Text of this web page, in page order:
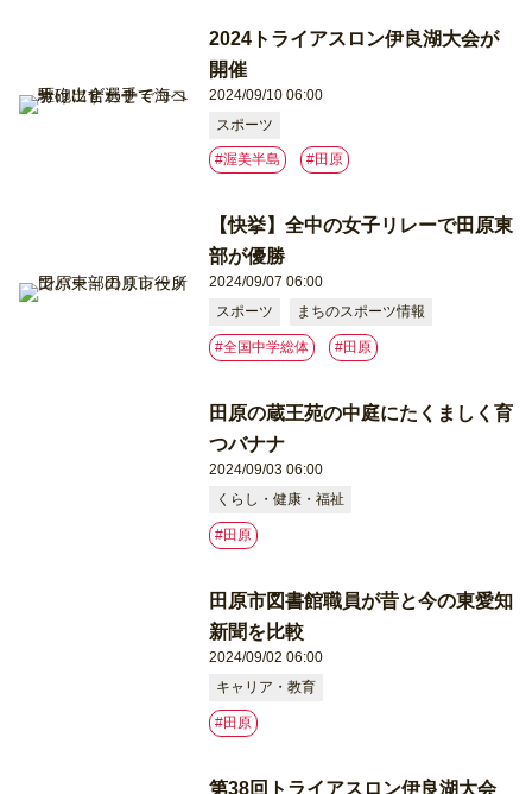
2024トライアスロン伊良湖大会が
開催
2024/09/10 06:00
スポーツ
#渥美半島 #⽥原
【快挙】全中の女子リレーで田原東
部が優勝
2024/09/07 06:00
スポーツ
まちのスポーツ情報
#全国中学総体 #⽥原
田原の蔵王苑の中庭にたくましく育
つバナナ
2024/09/03 06:00
くらし・健康・福祉
#⽥原
田原市図書館職員が昔と今の東愛知
新聞を比較
2024/09/02 06:00
キャリア・教育
#⽥原
第38回トライアスロン伊良湖大会